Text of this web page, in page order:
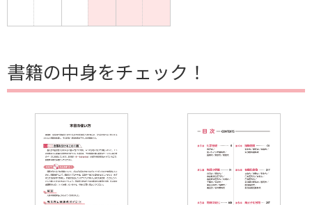
書籍の中身をチェック！